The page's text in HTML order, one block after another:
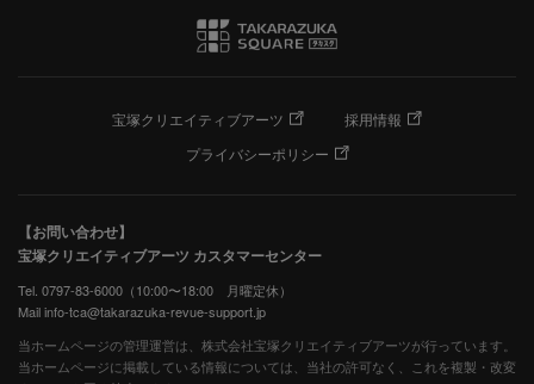
宝塚クリエイティブアーツ
採用情報
プライバシーポリシー
【お問い合わせ】
宝塚クリエイティブアーツ カスタマーセンター
Tel. 0797-83-6000（10:00〜18:00 月曜定休）
Mail info-tca@takarazuka-revue-support.jp
当ホームページの管理運営は、株式会社宝塚クリエイティブアーツが行っています。
当ホームページに掲載している情報については、当社の許可なく、これを複製・改変